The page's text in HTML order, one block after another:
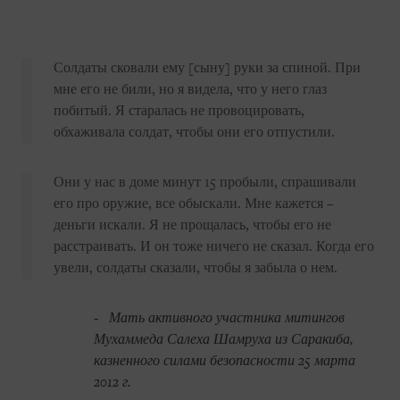
Солдаты сковали ему [сыну] руки за спиной. При
мне его не били, но я видела, что у него глаз
побитый. Я старалась не провоцировать,
обхаживала солдат, чтобы они его отпустили.
Они у нас в доме минут 15 пробыли, спрашивали
его про оружие, все обыскали. Мне кажется –
деньги искали. Я не прощалась, чтобы его не
расстраивать. И он тоже ничего не сказал. Когда его
увели, солдаты сказали, чтобы я забыла о нем.
-
Мать активного участника митингов
Мухаммеда Салеха Шамруха из Саракиба,
казненного силами безопасности 25 марта
2012 г.